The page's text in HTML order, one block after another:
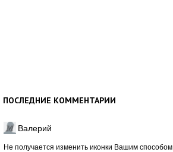
ПОСЛЕДНИЕ КОММЕНТАРИИ
Валерий
Не получается изменить иконки Вашим способом